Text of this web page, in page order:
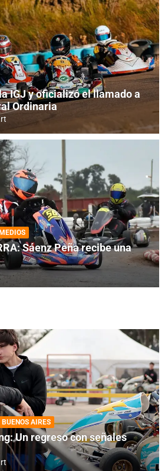
IGJ y oficializó el llamado a
Ordinaria
MEDIOS
Sáenz Peña recibe una
AIRES
Un regreso con señales